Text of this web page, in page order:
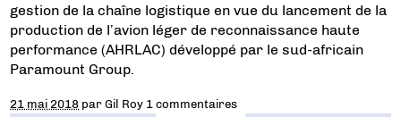
gestion de la chaîne logistique en vue du lancement de la
production de l’avion léger de reconnaissance haute
performance (AHRLAC) développé par le sud-africain
Paramount Group.
21 mai 2018 parGil Roy 1 commentaires